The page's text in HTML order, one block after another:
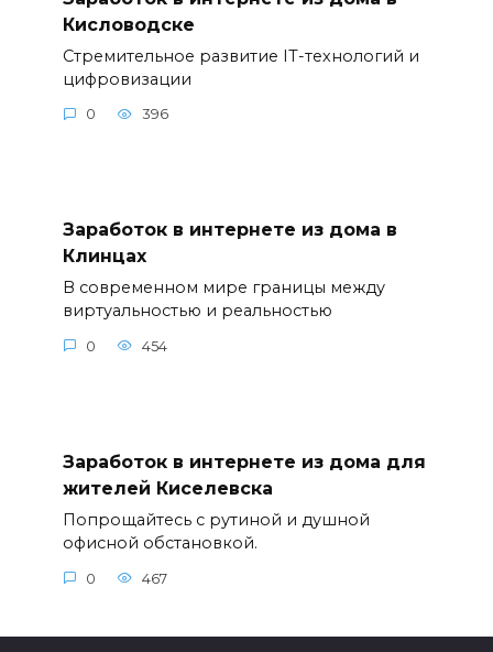
Кисловодске
Стремительное развитие IT-технологий и
цифровизации
0 396
Заработок в интернете из дома в
Клинцах
В современном мире границы между
виртуальностью и реальностью
0 454
Заработок в интернете из дома для
жителей Киселевска
Попрощайтесь с рутиной и душной
офисной обстановкой.
0 467